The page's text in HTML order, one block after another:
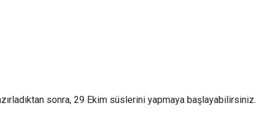
sonra, 29 Ekim süslerini yapmaya başlayabilirsiniz.